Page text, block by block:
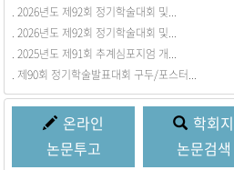
. 2026년도 제92회 정기학술대회 및...
. 2026년도 제92회 정기학술대회 및...
. 2025년도 제91회 추계심포지엄 개...
. 제90회 정기학술발표대회 구두/포스터...
온라인
논문투고
학회지
논문검색